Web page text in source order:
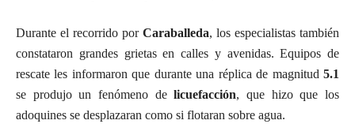
Durante el recorrido por Caraballeda, los especialistas también
constataron grandes grietas en calles y avenidas. Equipos de
rescate les informaron que durante una réplica de magnitud 5.1
se produjo un fenómeno delicuefacción, que hizo que los
adoquines se desplazaran como si flotaran sobre agua.